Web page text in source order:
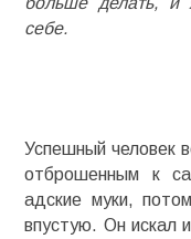
себе.
Успешный человек
отброшенным к
адские муки,
впустую. Он искал